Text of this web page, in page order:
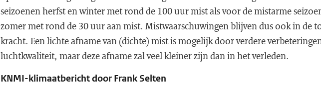
seizoenen herfst en winter met rond de 100 uur mist als voor de mistarme
zomer met rond de 30 uur aan mist. Mistwaarschuwingen blijven dus ook in de
kracht. Een lichte afname van (dichte) mist is mogelijk door verdere
luchtkwaliteit, maar deze afname zal veel kleiner zijn dan in het verleden.
KNMI-klimaatbericht door Frank Selten